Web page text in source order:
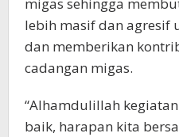
migas sehingga
lebih masif dan agresif
dan memberikan
cadangan migas.
“Alhamdulillah
baik, harapan kita